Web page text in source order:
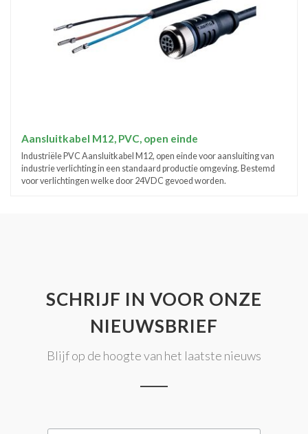
Aansluitkabel M12, PVC, open einde
Industriële PVC Aansluitkabel M12, open einde voor aansluiting van
industrie verlichting in een standaard productie omgeving. Bestemd
voor verlichtingen welke door 24VDC gevoed worden.
SCHRIJF IN VOOR ONZE
NIEUWSBRIEF
Blijf op de hoogte van het laatste nieuws